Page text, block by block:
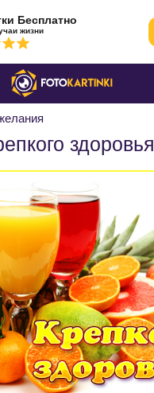
здоровья
Бесплатно
жизни